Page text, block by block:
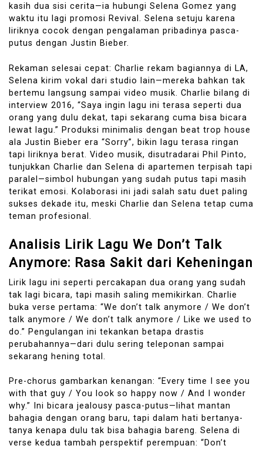
kasih dua sisi cerita—ia hubungi Selena Gomez yang
waktu itu lagi promosi Revival. Selena setuju karena
liriknya cocok dengan pengalaman pribadinya pasca-
putus dengan Justin Bieber.
Rekaman selesai cepat: Charlie rekam bagiannya di LA,
Selena kirim vokal dari studio lain—mereka bahkan tak
bertemu langsung sampai video musik. Charlie bilang di
interview 2016, “Saya ingin lagu ini terasa seperti dua
orang yang dulu dekat, tapi sekarang cuma bisa bicara
lewat lagu.” Produksi minimalis dengan beat trop house
ala Justin Bieber era “Sorry”, bikin lagu terasa ringan
tapi liriknya berat. Video musik, disutradarai Phil Pinto,
tunjukkan Charlie dan Selena di apartemen terpisah tapi
paralel—simbol hubungan yang sudah putus tapi masih
terikat emosi. Kolaborasi ini jadi salah satu duet paling
sukses dekade itu, meski Charlie dan Selena tetap cuma
teman profesional.
Analisis Lirik Lagu We Don’t Talk
Anymore: Rasa Sakit dari Keheningan
Lirik lagu ini seperti percakapan dua orang yang sudah
tak lagi bicara, tapi masih saling memikirkan. Charlie
buka verse pertama: “We don’t talk anymore / We don’t
talk anymore / We don’t talk anymore / Like we used to
do.” Pengulangan ini tekankan betapa drastis
perubahannya—dari dulu sering teleponan sampai
sekarang hening total.
Pre-chorus gambarkan kenangan: “Every time I see you
with that guy / You look so happy now / And I wonder
why.” Ini bicara jealousy pasca-putus—lihat mantan
bahagia dengan orang baru, tapi dalam hati bertanya-
tanya kenapa dulu tak bisa bahagia bareng. Selena di
verse kedua tambah perspektif perempuan: “Don’t